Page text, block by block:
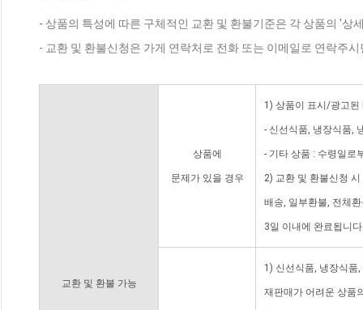
- 상품의 특성에 따른 구체적인 교환 및 환불기준은 각 상품의 '상
- 교환 및 환불신청은 가게 연락처로 전화 또는 이메일로 연락주
교환 및 환불 가능
상품에
문제가 있을 경우
1) 상품이 표시/광고된
- 신선식품, 냉장식품,
- 기타 상품 : 수령일로
2) 교환 및 환불신청
배송, 일부환불, 전체
3일 이내에 완료됩니
1) 신선식품, 냉장식품
재판매가 어려운 상품